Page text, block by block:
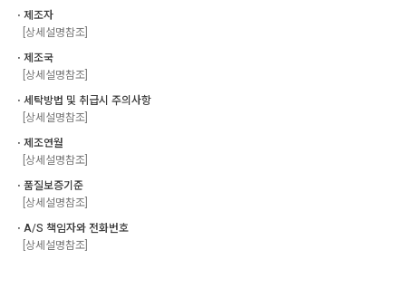
ㆍ제조자
[상세설명참조]
ㆍ제조국
[상세설명참조]
ㆍ세탁방법 및 취급시 주의사항
[상세설명참조]
ㆍ제조연월
[상세설명참조]
ㆍ품질보증기준
[상세설명참조]
ㆍA/S 책임자와 전화번호
[상세설명참조]